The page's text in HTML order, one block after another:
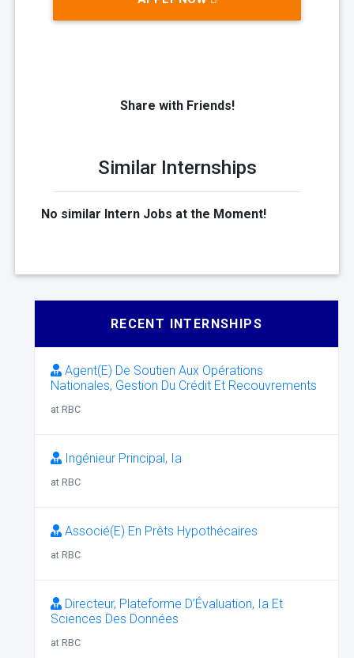
Share with Friends!
Similar Internships
No similar Intern Jobs at the Moment!
RECENT INTERNSHIPS
Agent(E) De Soutien Aux Opérations
Nationales, Gestion Du Crédit Et Recouvrements
at RBC
Ingénieur Principal, Ia
at RBC
Associé(E) En Prêts Hypothécaires
at RBC
Directeur, Plateforme D’Évaluation, Ia Et
Sciences Des Données
at RBC